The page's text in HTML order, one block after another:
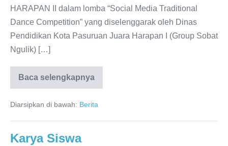
HARAPAN II dalam lomba “Social Media Traditional
Dance Competition” yang diselenggarak oleh Dinas
Pendidikan Kota Pasuruan Juara Harapan I (Group Sobat
Ngulik) […]
Baca selengkapnya
Prestasi
Siswa
Diarsipkan di bawah: Berita
Karya Siswa